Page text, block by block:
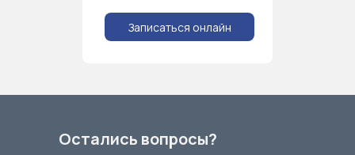
Записаться онлайн
Остались вопросы?